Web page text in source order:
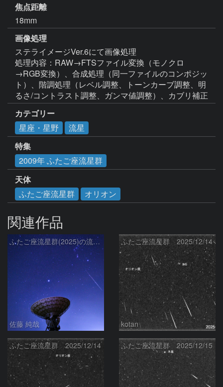
焦点距離
18mm
画像処理
ステライメージVer.6にて画像処理
処理内容：RAW→FTSファイル変換（モノクロ
→RGB変換）、合成処理（同一ファイルのコンポジッ
ト）、階調処理（レベル調整、トーンカーブ調整、明
カテゴリー
星座・星野
流星
特集
2009年 ふたご座流星群
天体
ふたご座流星群
オリオン
関連作品
ふたご座流星群(2025)の流星と冬の星座、さくら宇宙公園のパラボラアンテナ
佐藤 純哉
ふたご座流星群 2025/12/14
kotan
ふたご座流星群 2025/12/14 ふたご座流星群 2025/12/15